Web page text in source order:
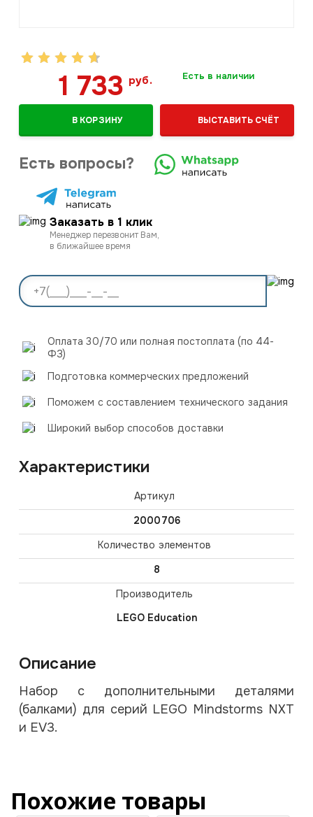
1 733руб. Есть в наличии
В КОРЗИНУ ВЫСТАВИТЬ СЧЁТ
Есть вопросы?
Заказать в 1 клик
Менеджер перезвонит Вам,
в ближайшее время
Оплата 30/70 или полная постоплата (по 44-
ФЗ)
Подготовка коммерческих предложений
Поможем с составлением технического задания
Широкий выбор способов доставки
Характеристики
Артикул
2000706
Количество элементов
8
Производитель
LEGO Education
Описание
Набор с дополнительными деталями
(балками) для серий LEGO Mindstorms NXT
и EV3.
Похожие товары